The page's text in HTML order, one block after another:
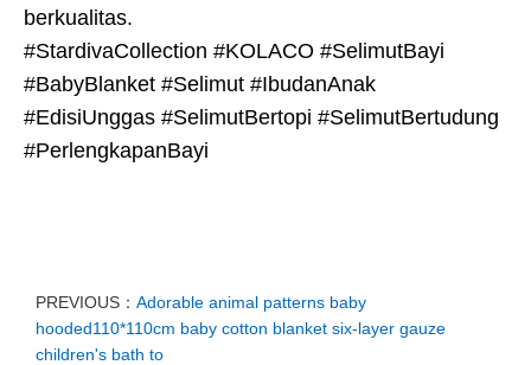
berkualitas.
#StardivaCollection #KOLACO #SelimutBayi
#BabyBlanket #Selimut #IbudanAnak
#EdisiUnggas #SelimutBertopi #SelimutBertudung
#PerlengkapanBayi
PREVIOUS： Adorable animal patterns baby
hooded110*110cm baby cotton blanket six-layer gauze
children's bath to